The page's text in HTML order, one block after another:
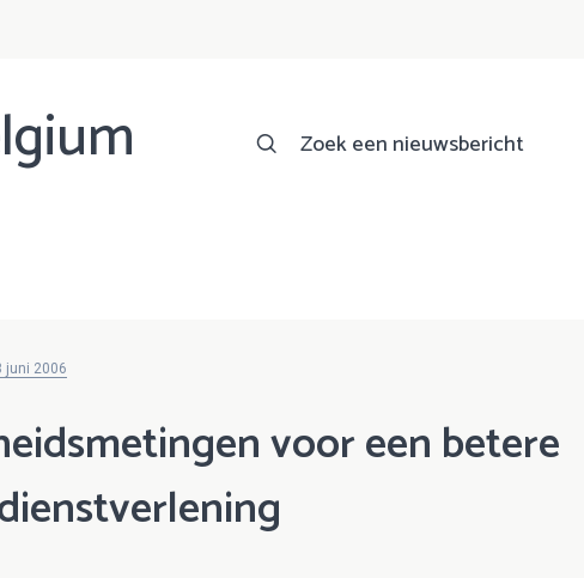
Zoek een nieuwsbericht
juni 2006
voor een betere